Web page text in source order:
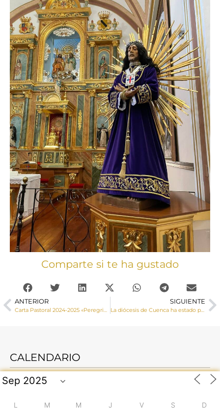
Comparte si te ha gustado
ANTERIOR SIGUIENTE
La diócesis de Cuenca ha estado presente en las Jornadas de Religiosidad Popular organizadas por la Conferencia Episcopal en Mérida.
CALENDARIO
L M M J V S D